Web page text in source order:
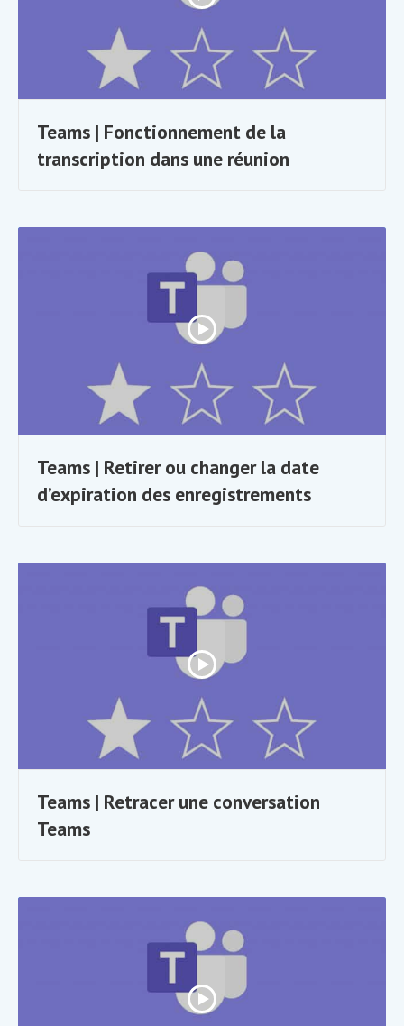
Teams | Fonctionnement de la
transcription dans une réunion
Teams | Retirer ou changer la date
d’expiration des enregistrements
Teams | Retracer une conversation
Teams